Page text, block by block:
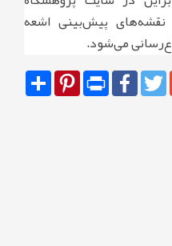
پیش‌بینی اشعه
می‌شود.
SharePinterest Print
FacebookTwitter